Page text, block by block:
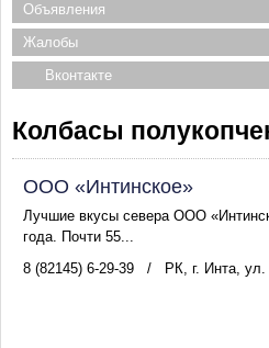
Объявления
Жалобы
Вконтакте
Колбасы
ООО «Интинское»
Лучшие вкусы севера ООО
года. Почти 55...
8 (82145) 6-29-39
/ РК, г. Инта, ул.